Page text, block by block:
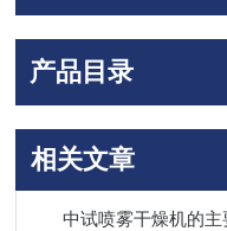
产品目录
相关文章
中试喷雾干燥机的主